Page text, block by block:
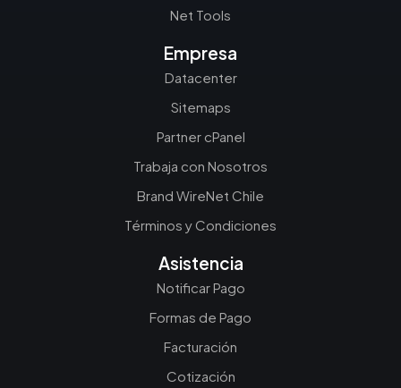
Net Tools
Empresa
Datacenter
Sitemaps
Partner cPanel
Trabaja con Nosotros
Brand WireNet Chile
Términos y Condiciones
Asistencia
Notificar Pago
Formas de Pago
Facturación
Cotización